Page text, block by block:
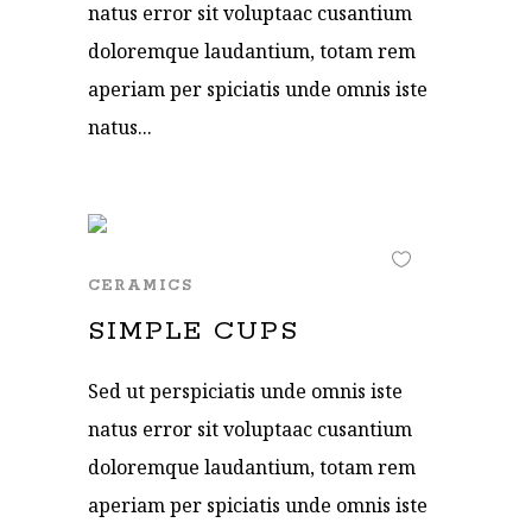
natus error sit voluptaac cusantium
doloremque laudantium, totam rem
aperiam per spiciatis unde omnis iste
natus...
CERAMICS
SIMPLE CUPS
Sed ut perspiciatis unde omnis iste
natus error sit voluptaac cusantium
doloremque laudantium, totam rem
aperiam per spiciatis unde omnis iste